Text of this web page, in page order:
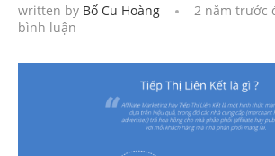
written by Bố Cu Hoàng 2 năm trước
bình luận